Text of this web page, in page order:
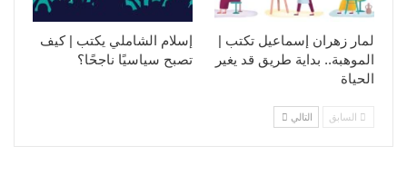
إسلام الشاملي يكتب | كيف
تصبح سياسيًا ناجحًا؟
لمار زهران إسماعيل تكتب |
الموهبة.. بداية طريق قد يغير
الحياة
السابق التالي